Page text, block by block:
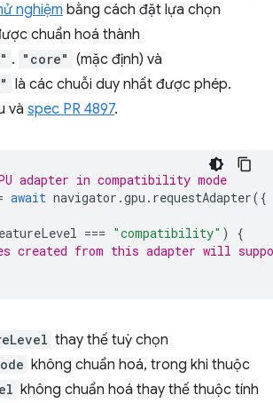
nghiệm bằng cách đặt lựa chọn
chuẩn hoá thành
. "core" (mặc định) và
là các chuỗi duy nhất được phép.
và spec PR 4897.
adapter in compatibility mode
await navigator .gpu . requestAdapter({
=== "compatibility" )
{
created from this adapter will
thay thế tuỳ chọn
không chuẩn hoá, trong khi thuộc
không chuẩn hoá thay thế thuộc tính